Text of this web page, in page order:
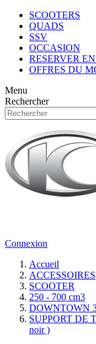
SCOOTERS
QUADS
SSV
OCCASION
RESERVER
OFFRES DU
Menu
Rechercher
Connexion
Accueil
ACCESSOIRES
SCOOTER
250 - 700 cm3
DOWNTOWN
SUPPORT DE
noir )